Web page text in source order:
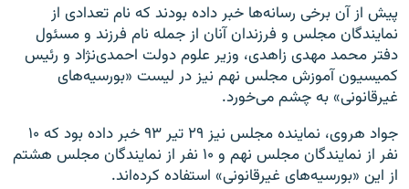
پیش از آن برخی رسانه‌ها خبر داده بودند که نام تعدادی از
نمایندگان مجلس و فرزندان آنان از جمله نام فرزند و مسئول
دفتر محمد مهدی زاهدی، وزیر علوم دولت احمدی‌نژاد و رئیس
کمیسیون آموزش مجلس نهم نیز در لیست «بورسیه‌های
غیرقانونی» به چشم می‌خورد.
جواد هروی، نماینده مجلس نیز ۲۹ تیر ۹۳ خبر داده بود که ۱۰
نفر از نمایندگان مجلس نهم و ۱۰ نفر از نمایندگان مجلس هشتم
از این «بورسیه‌های غیرقانونی» استفاده کرده‌اند.